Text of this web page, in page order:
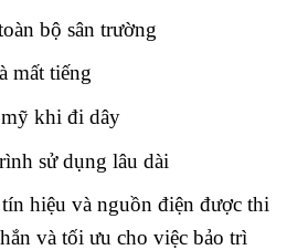
bộ sân trường
mất tiếng
khi đi dây
sử dụng lâu dài
hiệu và nguồn điện được thi
và tối ưu cho việc bảo trì